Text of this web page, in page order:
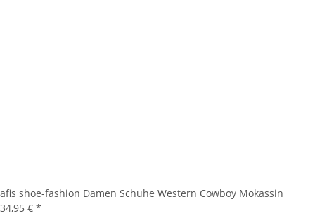
afis shoe-fashion Damen Schuhe Western Cowboy Mokassin
34,95 € *